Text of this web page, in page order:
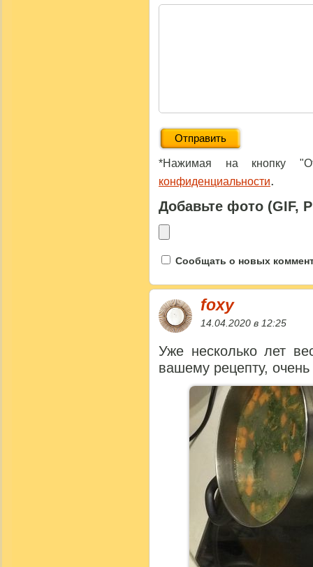
*Нажимая на кнопку
конфиденциальности.
Добавьте фото (GIF,
Сообщать о новых
foxy
14.04.2020 в 12:25
Уже несколько лет
вашему рецепту,